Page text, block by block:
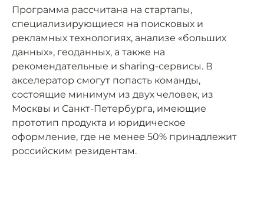
Программа рассчитана на стартапы,
специализирующиеся на поисковых и
рекламных технологиях, анализе «больших
данных», геоданных, а также на
рекомендательные и sharing-сервисы. В
акселератор смогут попасть команды,
состоящие минимум из двух человек, из
Москвы и Санкт-Петербурга, имеющие
прототип продукта и юридическое
оформление, где не менее 50% принадлежит
российским резидентам.